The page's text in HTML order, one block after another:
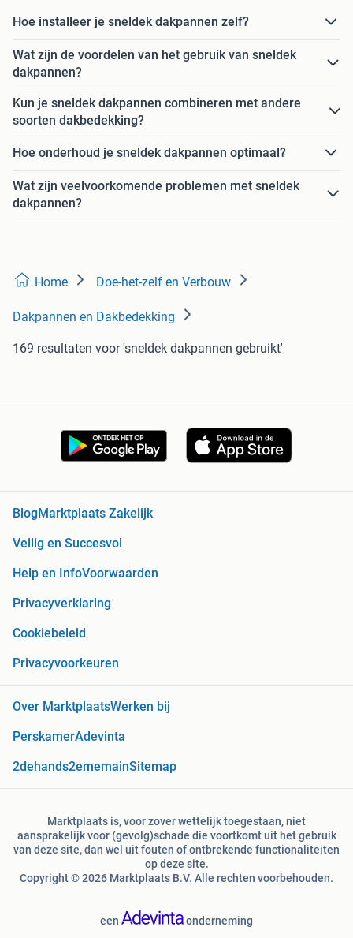
Hoe installeer je sneldek dakpannen zelf?
Wat zijn de voordelen van het gebruik van sneldek
dakpannen?
Kun je sneldek dakpannen combineren met andere
soorten dakbedekking?
Hoe onderhoud je sneldek dakpannen optimaal?
Wat zijn veelvoorkomende problemen met sneldek
dakpannen?
Home Doe-het-zelf en Verbouw
Dakpannen en Dakbedekking
169 resultaten voor 'sneldek dakpannen gebruikt'
BlogMarktplaats Zakelijk
Veilig en Succesvol
Help en InfoVoorwaarden
Privacyverklaring
Cookiebeleid
Privacyvoorkeuren
Over MarktplaatsWerken bij
PerskamerAdevinta
2dehands2ememainSitemap
Marktplaats is, voor zover wettelijk toegestaan, niet
aansprakelijk voor (gevolg)schade die voortkomt uit het gebruik
van deze site, dan wel uit fouten of ontbrekende functionaliteiten
op deze site.
Copyright © 2026 Marktplaats B.V. Alle rechten voorbehouden.
een onderneming